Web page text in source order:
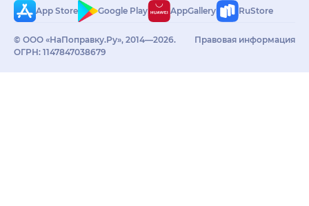
App Store
Google Play AppGallery RuStore
© ООО «НаПоправку.Ру», 2014—2026.
ОГРН: 1147847038679
Правовая информация